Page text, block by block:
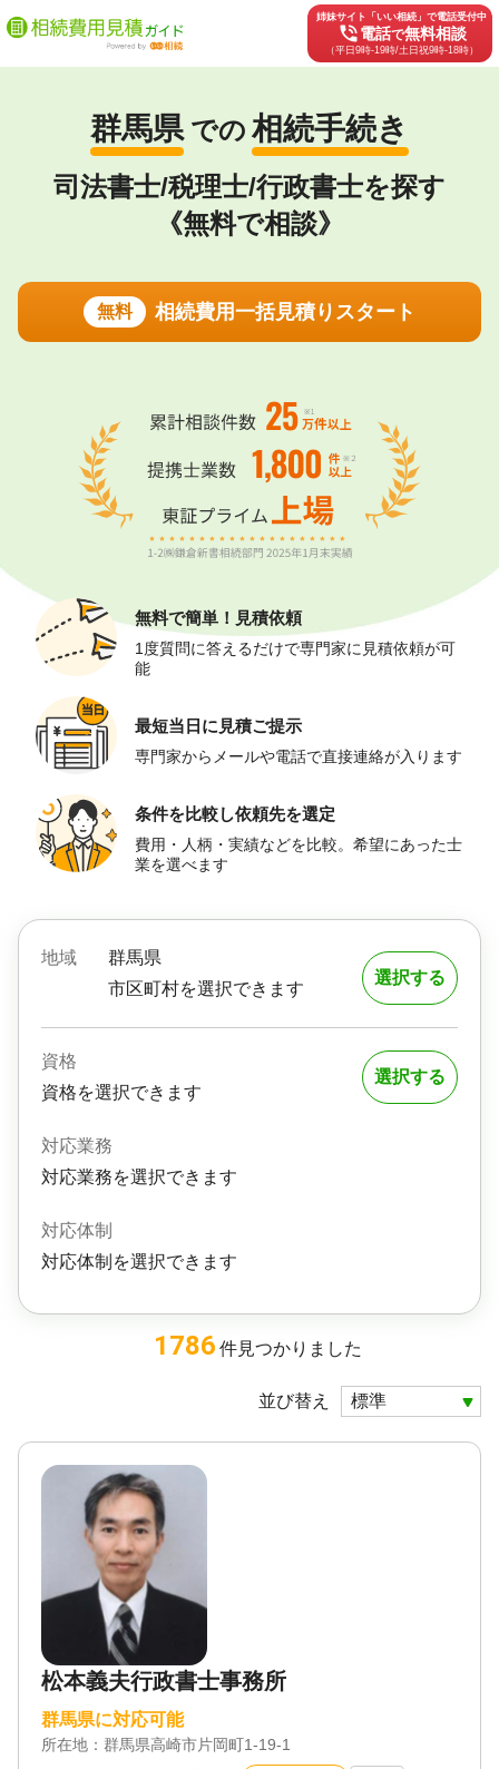
姉妹サイト「いい相続」で電話受付中
phone_in_talk電話で無料相談
（平日9時-19時/土日祝9時-18時）
群馬県 での 相続手続き
司法書士/税理士/行政書士を探す
《無料で相談》
無料 相続費用一括見積りスタート
無料で簡単！ 見積依頼
1度質問に答えるだけで専門家に見積依頼が可
能
最短当日に 見積ご提示
専門家からメールや電話で直接連絡が入ります
条件を比較し依頼先を選定
費用・人柄・実績などを比較。希望にあった士
業を選べます
地域
群馬県
市区町村を選択できます
選択する
資格
資格を選択できます
対応業務
対応業務を選択できます
対応体制
対応体制を選択できます
選択する
1786 件見つかりました
並び替え
松本義夫行政書士事務所
群馬県に対応可能
所在地： 群馬県高崎市片岡町1-19-1